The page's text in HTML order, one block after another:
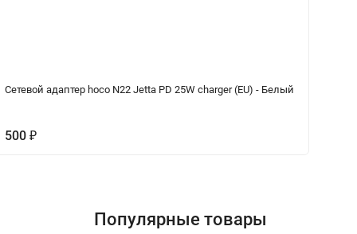
Сетевой адаптер hoco N22 Jetta PD 25W charger (EU) - Белый
500 ₽
Популярные товары